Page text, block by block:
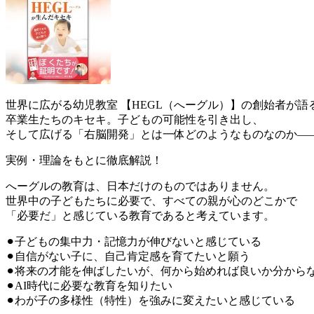
世界に広がる幼児教室 【HEGL（へーグル）】の創始者が語
卒業生たちのキセキ。子どもの可能性を引き出し、
そして広げる「右脳開発」とは一体どのようなものなのか
実例・理論をもとに徹底解説！
へーグルの教育は、日本だけのものではありません。
世界中の子どもたちに必要で、すべての親が心のどこかで
「必要だ」と感じている教育であると考えています。
⚫︎子どもの集中力・記憶力が伸びないと感じている
⚫︎自信がない子に、自己肯定感を育てたいと願う
⚫︎将来の才能を伸ばしたいが、何から始めれば良いか分から
⚫︎AI時代に必要な教育を知りたい
⚫︎わが子の多様性（特性）を強みに変えたいと感じている